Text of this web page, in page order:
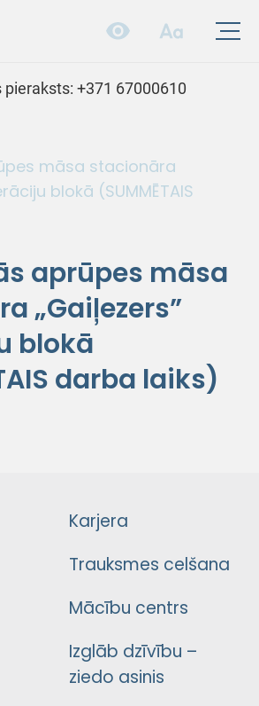
pieraksts: +371 67000610
māsa stacionāra
blokā (SUMMĒTAIS
aprūpes māsa
„Gaiļezers”
blokā
darba laiks)
Karjera
Trauksmes celšana
Mācību centrs
Izglāb dzīvību –
ziedo asinis